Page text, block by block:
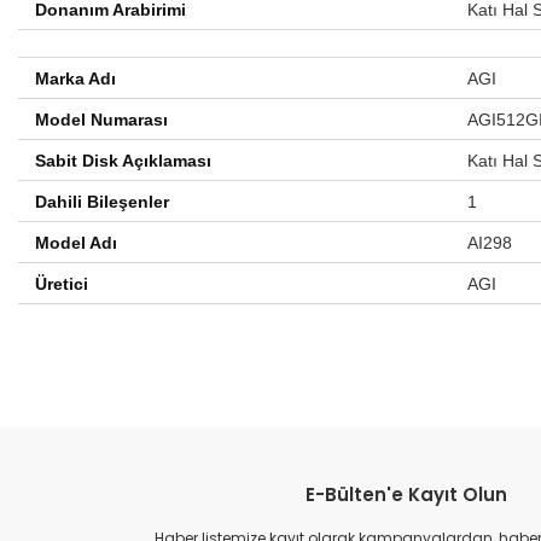
Donanım Arabirimi Katı Hal
Marka Adı AGI
Model Numarası
Sabit Disk Açıklaması Katı Hal
Dahili Bileşenler 1
Model Adı AI298
Üretici AGI
E-Bülten'e Kayıt Olun